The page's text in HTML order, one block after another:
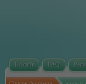
На сайт FAQ